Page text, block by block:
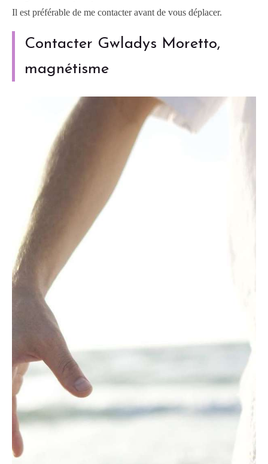
Il est préférable de me contacter avant de vous déplacer.
Contacter Gwladys Moretto,
magnétisme